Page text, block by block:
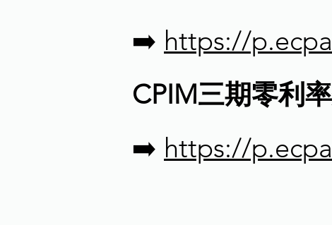
➡️ https://
CPIM三期零利
➡️ https://